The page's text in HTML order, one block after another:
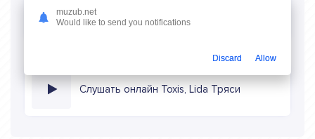
Слушать онлайн Toxis, Lida Тряси
muzub.net
Would like to send you notifications
Discard Allow